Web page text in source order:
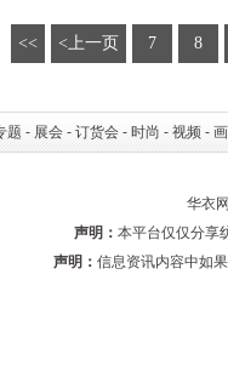
<< <上一页 7 8
题 - 展会 - 订货会 - 时尚 - 视频 -
华衣
声明： 本平台仅仅分享
声明： 信息资讯内容中如